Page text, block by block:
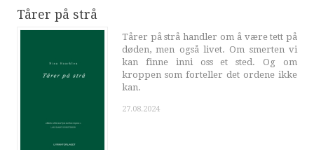
Tårer på strå
Tårer på strå handler om å være tett på
døden, men også livet. Om smerten vi
kan finne inni oss et sted. Og om
kroppen som forteller det ordene ikke
kan.
27.08.2024